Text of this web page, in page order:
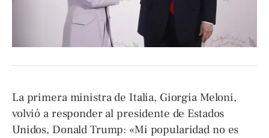
La primera ministra de Italia, Giorgia Meloni,
volvió a responder al presidente de Estados
Unidos, Donald Trump: «Mi popularidad no es